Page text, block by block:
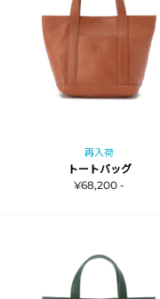
再入荷
トートバッグ
¥68,200 -